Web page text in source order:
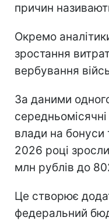
причин
Окремо
зростання
вербування
За даними
влади на бонуси
2026 році
млн рублів до
Це створює
федеральний